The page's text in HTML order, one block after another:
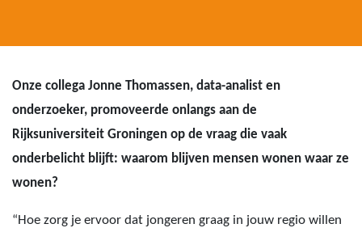
Onze collega Jonne Thomassen, data-analist en
onderzoeker, promoveerde onlangs aan de
Rijksuniversiteit Groningen op de vraag die vaak
onderbelicht blijft: waarom blijven mensen wonen waar ze
wonen?
“Hoe zorg je ervoor dat jongeren graag in jouw regio willen